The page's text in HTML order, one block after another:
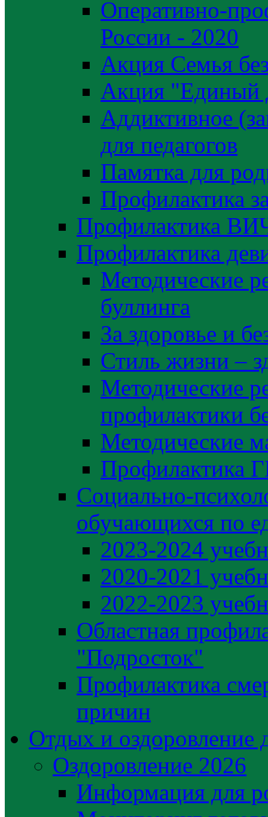
Оперативно-
России - 2020
Акция Семья
Акция "Единый
Аддиктивное
для педагогов
Памятка для
Профилактика
Профилактика
Профилактика
Методические
буллинга
За здоровье и
Стиль жизни –
Методические
профилактики
Методические
Социально-
обучающихся по
2023-2024
2020-2021
2022-2023
Областная
"Подросток"
Профилактика
причин
Отдых и оздоровление
Оздоровление 2026
Информация для